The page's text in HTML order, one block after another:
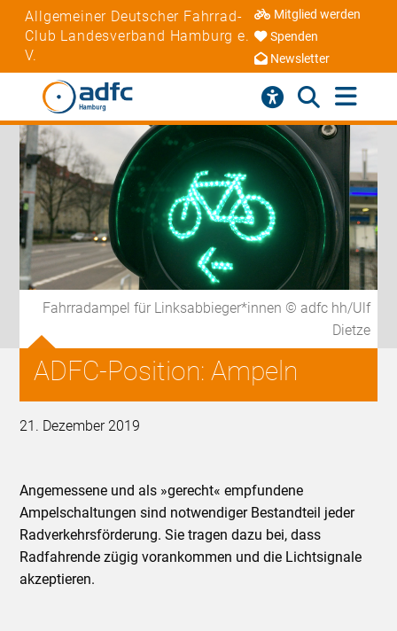
Allgemeiner Deutscher Fahrrad-
Club Landesverband Hamburg e.
V.
Mitglied werden
Spenden
Newsletter
Fahrradampel für Linksabbieger*innen © adfc hh/Ulf
Dietze
ADFC-Position: Ampeln
21. Dezember 2019
Angemessene und als »gerecht« empfundene
Ampelschaltungen sind notwendiger Bestandteil jeder
Radverkehrsförderung. Sie tragen dazu bei, dass
Radfahrende zügig vorankommen und die Lichtsignale
akzeptieren.